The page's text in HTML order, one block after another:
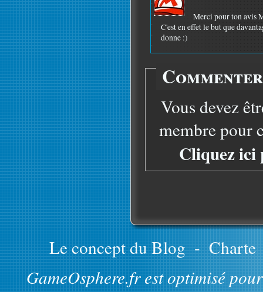
Merci pour ton avis
C'est en effet le but que
donne :)
Vous devez
membre pour
Cliquez ici
Le concept du Blog - Charte
GameOsphere.fr est optimisé